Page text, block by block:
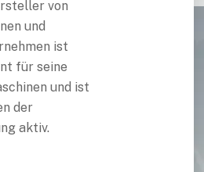
von
und
ist
für seine
und ist
der
aktiv.